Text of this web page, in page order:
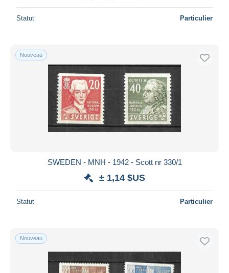
Statut Particulier
Nouveau
SWEDEN - MNH - 1942 - Scott nr 330/1
± 1,14 $US
Statut Particulier
Nouveau